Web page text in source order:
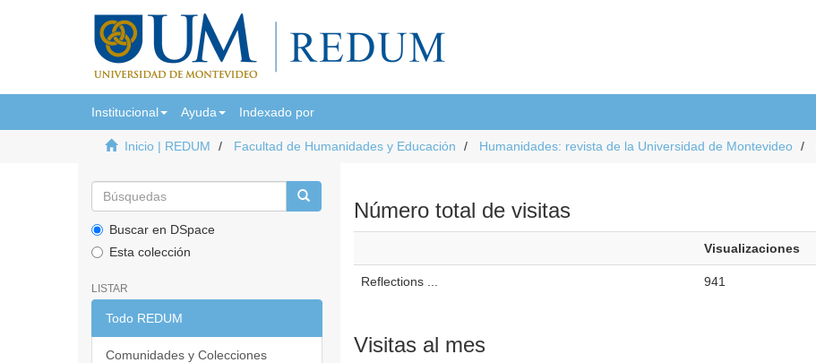
Institucional Ayuda Indexado por
Inicio | REDUM Facultad de Humanidades y Educación Humanidades: revista de la Universidad de Montevideo
Buscar en DSpace
Esta colección
LISTAR
Todo REDUM
Comunidades y Colecciones
Número total de visitas
Visualizaciones
Reflections ... 941
Visitas al mes